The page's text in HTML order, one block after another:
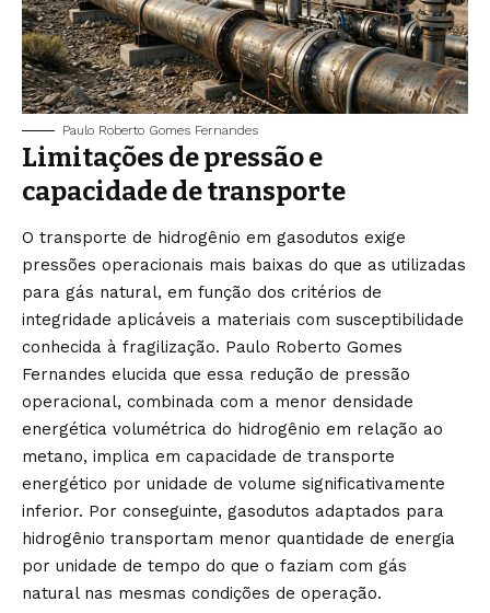
Paulo Roberto Gomes Fernandes
Limitações de pressão e
capacidade de transporte
O transporte de hidrogênio em gasodutos exige
pressões operacionais mais baixas do que as utilizadas
para gás natural, em função dos critérios de
integridade aplicáveis a materiais com susceptibilidade
conhecida à fragilização. Paulo Roberto Gomes
Fernandes elucida que essa redução de pressão
operacional, combinada com a menor densidade
energética volumétrica do hidrogênio em relação ao
metano, implica em capacidade de transporte
energético por unidade de volume significativamente
inferior. Por conseguinte, gasodutos adaptados para
hidrogênio transportam menor quantidade de energia
por unidade de tempo do que o faziam com gás
natural nas mesmas condições de operação.